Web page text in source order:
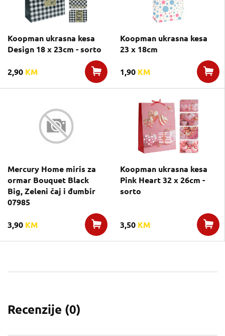
Koopman ukrasna kesa
Design 18 x 23cm - sorto
2,90 KM
Koopman ukrasna kesa
23 x 18cm
1,90 KM
Mercury Home miris za
ormar Bouquet Black
Big, Zeleni čaj i đumbir
07985
3,90 KM
Koopman ukrasna kesa
Pink Heart 32 x 26cm -
sorto
3,50 KM
Recenzije (0)